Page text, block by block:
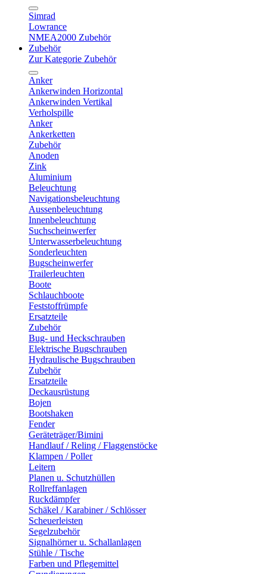
Simrad
Lowrance
NMEA2000 Zubehör
Zubehör
Zur Kategorie Zubehör
Anker
Ankerwinden Horizontal
Ankerwinden Vertikal
Verholspille
Anker
Ankerketten
Zubehör
Anoden
Zink
Aluminium
Beleuchtung
Navigationsbeleuchtung
Aussenbeleuchtung
Innenbeleuchtung
Suchscheinwerfer
Unterwasserbeleuchtung
Sonderleuchten
Bugscheinwerfer
Trailerleuchten
Boote
Schlauchboote
Feststoffrümpfe
Ersatzteile
Zubehör
Bug- und Heckschrauben
Elektrische Bugschrauben
Hydraulische Bugschrauben
Zubehör
Ersatzteile
Deckausrüstung
Bojen
Bootshaken
Fender
Geräteträger/Bimini
Handlauf / Reling / Flaggenstöcke
Klampen / Poller
Leitern
Planen u. Schutzhüllen
Rollreffanlagen
Ruckdämpfer
Schäkel / Karabiner / Schlösser
Scheuerleisten
Segelzubehör
Signalhörner u. Schallanlagen
Stühle / Tische
Farben und Pflegemittel